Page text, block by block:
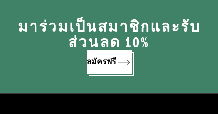
มาร่วมเป็นสมาชิกและรับ
ส่วนลด 10%
สมัครฟรี